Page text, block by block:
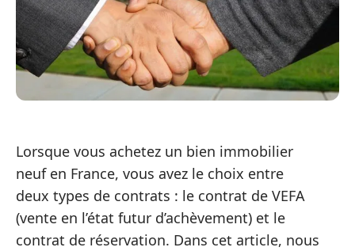
Lorsque vous achetez un bien immobilier
neuf en France, vous avez le choix entre
deux types de contrats : le contrat de VEFA
(vente en l’état futur d’achèvement) et le
contrat de réservation. Dans cet article, nous